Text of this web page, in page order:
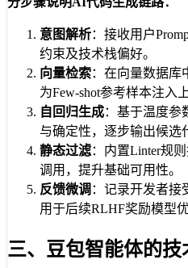
意图解析：接收用户
约束及技术栈偏好。
向量检索：在向量数据库
为Few-shot参考样本注入
自回归生成：基于温度参
与确定性，逐步输出候选
静态过滤：内置Linter规
调用，提升基础可用性。
反馈微调 ：记录开发者接
用于后续RLHF奖励模型优
三、豆包智能体的技